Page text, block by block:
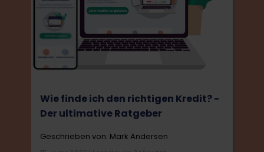
Wie finde ich den richtigen Kredit? -
Der ultimative Ratgeber
Geschrieben von: Mark Andersen